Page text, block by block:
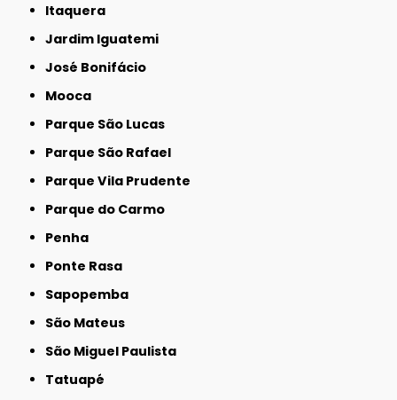
Itaquera
Jardim Iguatemi
José Bonifácio
Mooca
Parque São Lucas
Parque São Rafael
Parque Vila Prudente
Parque do Carmo
Penha
Ponte Rasa
Sapopemba
São Mateus
São Miguel Paulista
Tatuapé